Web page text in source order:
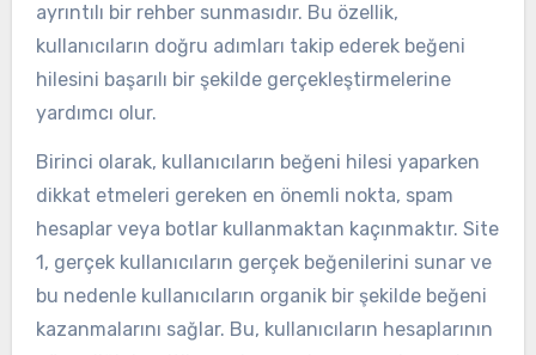
ayrıntılı bir rehber sunmasıdır. Bu özellik,
kullanıcıların doğru adımları takip ederek beğeni
hilesini başarılı bir şekilde gerçekleştirmelerine
yardımcı olur.
Birinci olarak, kullanıcıların beğeni hilesi yaparken
dikkat etmeleri gereken en önemli nokta, spam
hesaplar veya botlar kullanmaktan kaçınmaktır. Site
1, gerçek kullanıcıların gerçek beğenilerini sunar ve
bu nedenle kullanıcıların organik bir şekilde beğeni
kazanmalarını sağlar. Bu, kullanıcıların hesaplarının